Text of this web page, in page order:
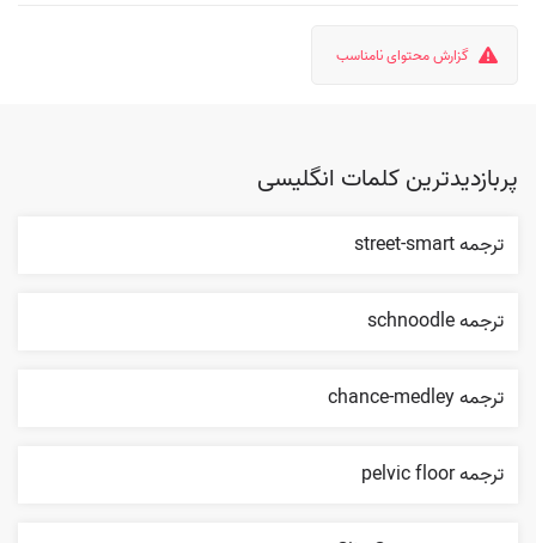
گزارش محتوای نامناسب
پربازدیدترین کلمات انگلیسی
ترجمه street-smart
ترجمه schnoodle
ترجمه chance-medley
ترجمه pelvic floor